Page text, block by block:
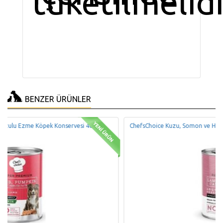
BENZER ÜRÜNLER
ChefsChoice Kuzu, Somon ve Havuçlu Ezme Köpek Konservesi 400 gr